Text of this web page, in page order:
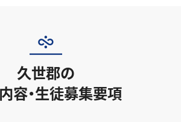
久世郡の
容・生徒募集要項